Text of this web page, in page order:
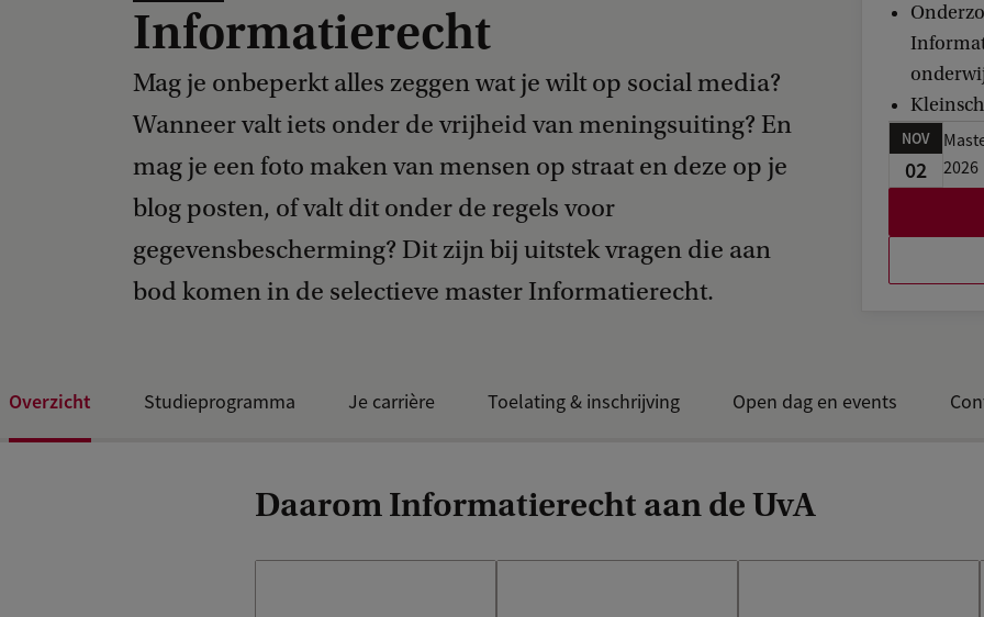
Informatierecht
Mag je onbeperkt alles zeggen wat je wilt op social media?
Wanneer valt iets onder de vrijheid van meningsuiting? En
mag je een foto maken van mensen op straat en deze op je
blog posten, of valt dit onder de regels voor
gegevensbescherming? Dit zijn bij uitstek vragen die aan
bod komen in de selectieve master Informatierecht.
NOV
02
2026
Overzicht Studieprogramma Je carrière Toelating & inschrijving Open dag en events
Daarom Informatierecht aan de UvA